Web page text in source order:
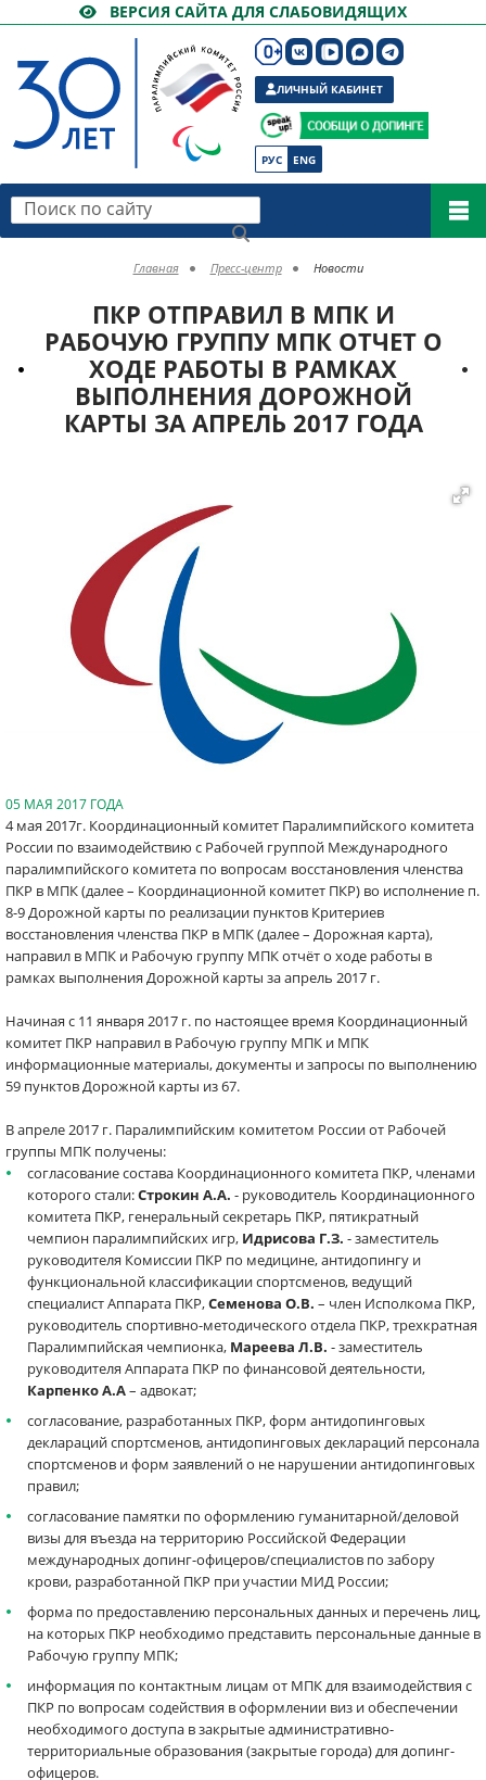
ВЕРСИЯ САЙТА ДЛЯ СЛАБОВИДЯЩИХ
РУС ENG
ЛИЧНЫЙ КАБИНЕТ
Поиск по сайту
Главная Пресс-центр Новости
ПКР ОТПРАВИЛ В МПК И
РАБОЧУЮ ГРУППУ МПК ОТЧЕТ О
ХОДЕ РАБОТЫ В РАМКАХ
ВЫПОЛНЕНИЯ ДОРОЖНОЙ
КАРТЫ ЗА АПРЕЛЬ 2017 ГОДА
05 МАЯ 2017 ГОДА
4 мая 2017г. Координационный комитет Паралимпийского комитета
России по взаимодействию с Рабочей группой Международного
паралимпийского комитета по вопросам восстановления членства
ПКР в МПК (далее – Координационной комитет ПКР) во исполнение п.
8-9 Дорожной карты по реализации пунктов Критериев
восстановления членства ПКР в МПК (далее – Дорожная карта),
направил в МПК и Рабочую группу МПК отчёт о ходе работы в
рамках выполнения Дорожной карты за апрель 2017 г.
Начиная с 11 января 2017 г. по настоящее время Координационный
комитет ПКР направил в Рабочую группу МПК и МПК
информационные материалы, документы и запросы по выполнению
59 пунктов Дорожной карты из 67.
В апреле 2017 г. Паралимпийским комитетом России от Рабочей
группы МПК получены:
согласование состава Координационного комитета ПКР, членами
которого стали:Строкин А.А. - руководитель Координационного
комитета ПКР, генеральный секретарь ПКР, пятикратный
чемпион паралимпийских игр, Идрисова Г.З. - заместитель
руководителя Комиссии ПКР по медицине, антидопингу и
функциональной классификации спортсменов, ведущий
специалист Аппарата ПКР,Семенова О.В. – член Исполкома ПКР,
руководитель спортивно-методического отдела ПКР, трехкратная
Паралимпийская чемпионка, Мареева Л.В. - заместитель
руководителя Аппарата ПКР по финансовой деятельности,
Карпенко А.А– адвокат;
согласование, разработанных ПКР, форм антидопинговых
деклараций спортсменов, антидопинговых деклараций персонала
спортсменов и форм заявлений о не нарушении антидопинговых
правил;
согласование памятки по оформлению гуманитарной/деловой
визы для въезда на территорию Российской Федерации
международных допинг-офицеров/специалистов по забору
крови, разработанной ПКР при участии МИД России;
форма по предоставлению персональных данных и перечень лиц,
на которых ПКР необходимо представить персональные данные в
Рабочую группу МПК;
информация по контактным лицам от МПК для взаимодействия с
ПКР по вопросам содействия в оформлении виз и обеспечении
необходимого доступа в закрытые административно-
территориальные образования (закрытые города) для допинг-
офицеров.